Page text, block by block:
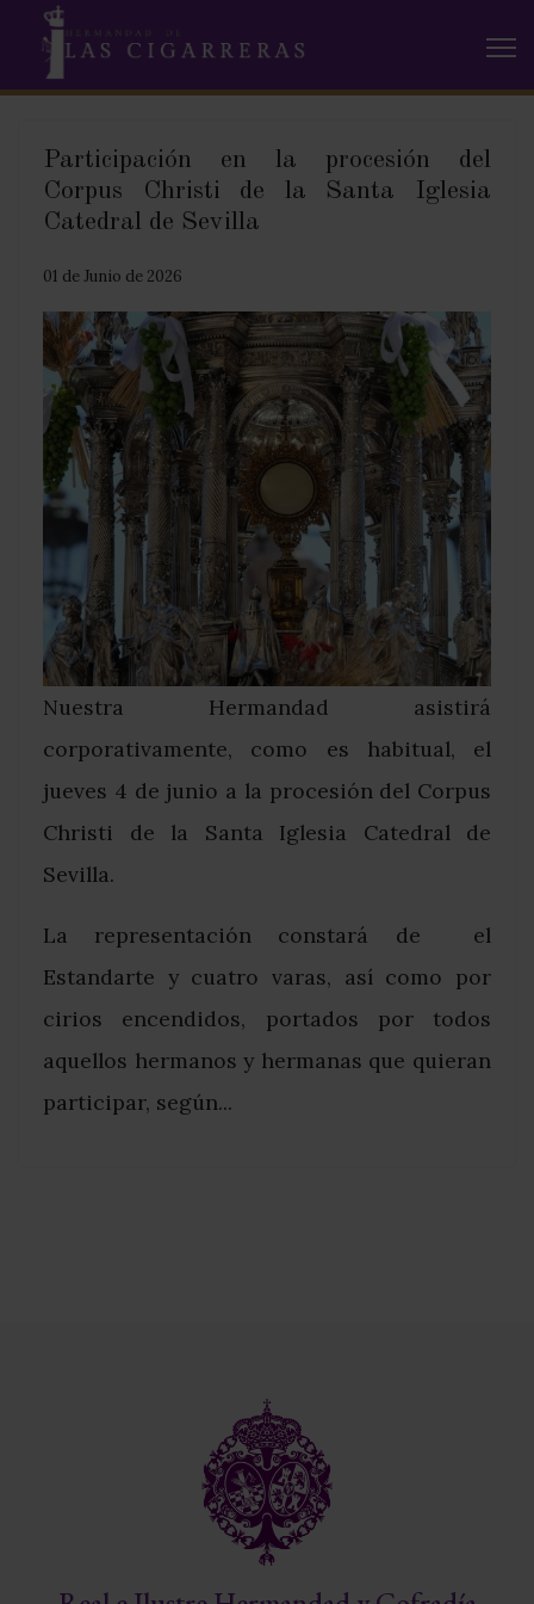
Participación en la procesión del
Corpus Christi de la Santa Iglesia
Catedral de Sevilla
01 de Junio de 2026
Nuestra Hermandad asistirá
corporativamente, como es habitual, el
jueves 4 de junio a la procesión del Corpus
Christi de la Santa Iglesia Catedral de
Sevilla.
La representación constará de el
Estandarte y cuatro varas, así como por
cirios encendidos, portados por todos
aquellos hermanos y hermanas que quieran
participar, según...